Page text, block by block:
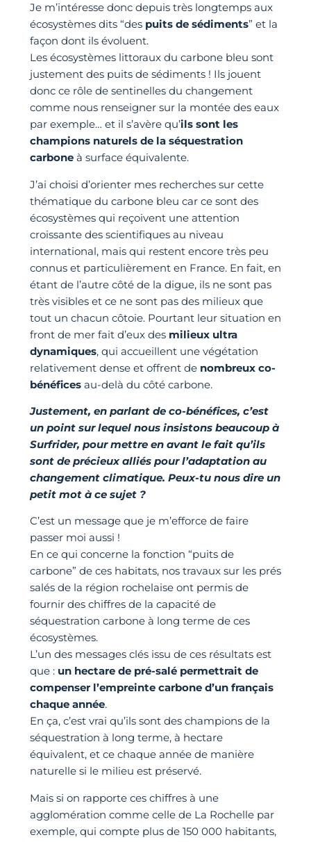
Je m’intéresse donc depuis très longtemps aux
écosystèmes dits “des puits de sédiments” et la
façon dont ils évoluent.
Les écosystèmes littoraux du carbone bleu sont
justement des puits de sédiments ! Ils jouent
donc ce rôle de sentinelles du changement
comme nous renseigner sur la montée des eaux
par exemple… et il s’avère qu’ils sont les
champions naturels de la séquestration
carboneà surface équivalente.
J’ai choisi d’orienter mes recherches sur cette
thématique du carbone bleu car ce sont des
écosystèmes qui reçoivent une attention
croissante des scientifiques au niveau
international, mais qui restent encore très peu
connus et particulièrement en France. En fait, en
étant de l’autre côté de la digue, ils ne sont pas
très visibles et ce ne sont pas des milieux que
tout un chacun côtoie. Pourtant leur situation en
front de mer fait d’eux des milieux ultra
dynamiques, qui accueillent une végétation
relativement dense et offrent de nombreux co-
bénéficesau-delà du côté carbone.
Justement, en parlant de co-bénéfices, c’est
un point sur lequel nous insistons beaucoup à
Surfrider, pour mettre en avant le fait qu’ils
sont de précieux alliés pour l’adaptation au
changement climatique. Peux-tu nous dire un
petit mot à ce sujet ?
C’est un message que je m’efforce de faire
passer moi aussi !
En ce qui concerne la fonction “puits de
carbone” de ces habitats, nos travaux sur les prés
salés de la région rochelaise ont permis de
fournir des chiffres de la capacité de
séquestration carbone à long terme de ces
écosystèmes.
L’un des messages clés issu de ces résultats est
que : un hectare de pré-salé permettrait de
compenser l’empreinte carbone d’un français
chaque année.
En ça, c’est vrai qu’ils sont des champions de la
séquestration à long terme, à hectare
équivalent, et ce chaque année de manière
naturelle si le milieu est préservé.
Mais si on rapporte ces chiffres à une
agglomération comme celle de La Rochelle par
exemple, qui compte plus de 150 000 habitants,